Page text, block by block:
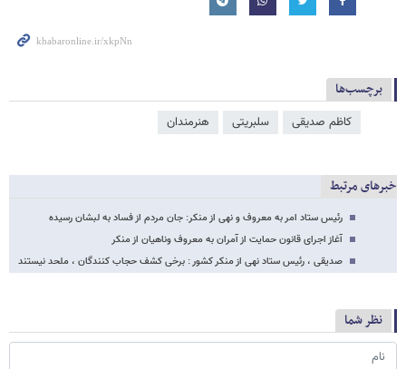
برچسب‌ها
کاظم صدیقی سلبریتی هنرمندان
خبرهای مرتبط
رئیس ستاد امر به معروف و نهی از منکر: جان مردم از فساد به لبشان رسیده
آغاز اجرای قانون حمایت از آمران به معروف وناهیان از منکر
صدیقی ، رئیس ستاد نهی از منکر کشور : برخی کشف حجاب کنندگان ، ملحد نیستند
نظر شما